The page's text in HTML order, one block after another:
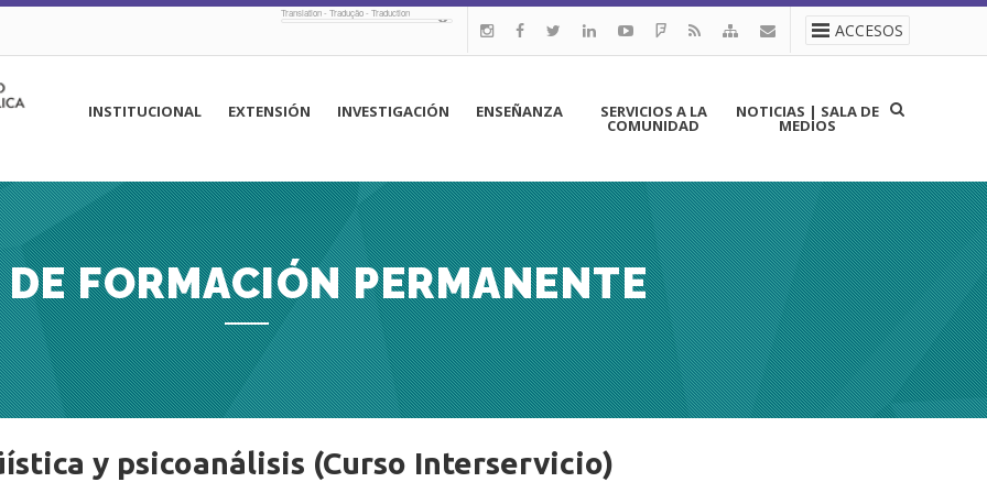
ACCESOS
Translation - Tradução - Traduction
principal
INSTITUCIONAL EXTENSIÓN INVESTIGACIÓN ENSEÑANZA SERVICIOS A LA
COMUNIDAD
NOTICIAS | SALA DE
MEDIOS
FORMACIÓN PERMANENTE
y psicoanálisis (Curso Interservicio)